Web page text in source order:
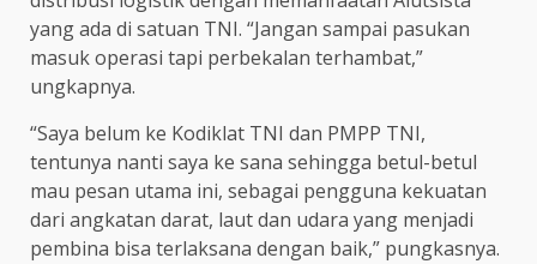
yang ada di satuan TNI. “Jangan sampai pasukan
masuk operasi tapi perbekalan terhambat,”
ungkapnya.
“Saya belum ke Kodiklat TNI dan PMPP TNI,
tentunya nanti saya ke sana sehingga betul-betul
mau pesan utama ini, sebagai pengguna kekuatan
dari angkatan darat, laut dan udara yang menjadi
pembina bisa terlaksana dengan baik,” pungkasnya.